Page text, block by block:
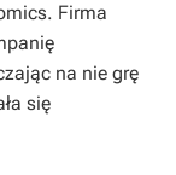
Firma
na nie grę
się